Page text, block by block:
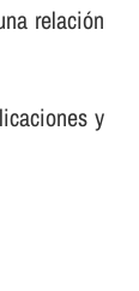
relación
y